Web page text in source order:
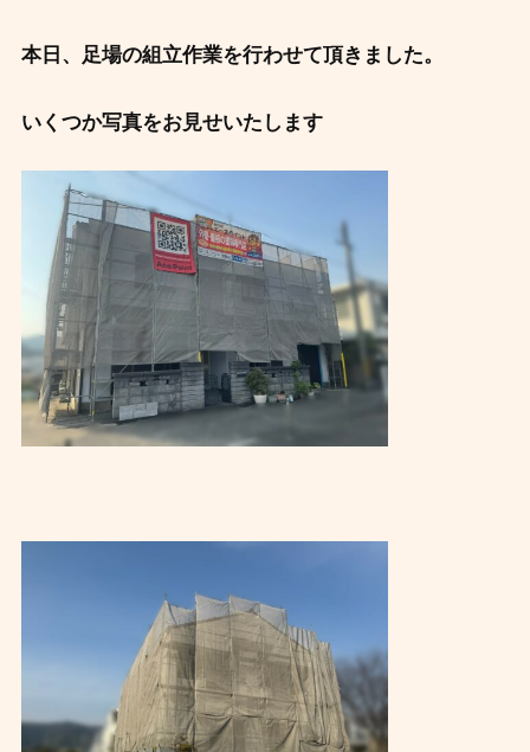
本日、足場の組立作業を行わせて頂きました。
いくつか写真をお見せいたします